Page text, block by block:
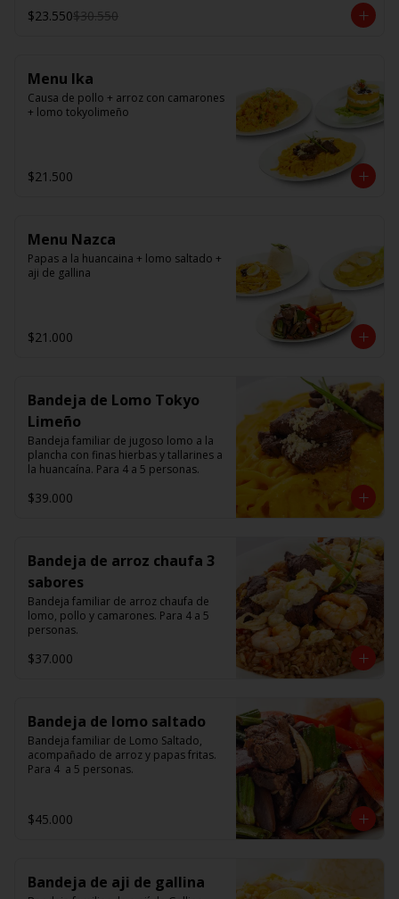
panko/ camarón, queso crema, en
panko.
$23.550$30.550
Menu Ika
Causa de pollo + arroz con camarones
+ lomo tokyolimeño
$21.500
Menu Nazca
Papas a la huancaina + lomo saltado +
aji de gallina
$21.000
Bandeja de Lomo Tokyo
Limeño
Bandeja familiar de jugoso lomo a la
plancha con finas hierbas y tallarines a
la huancaína. Para 4 a 5 personas.
$39.000
Bandeja de arroz chaufa 3
sabores
Bandeja familiar de arroz chaufa de
lomo, pollo y camarones. Para 4 a 5
personas.
$37.000
Bandeja de lomo saltado
Bandeja familiar de Lomo Saltado,
acompañado de arroz y papas fritas.
Para 4  a 5 personas.
$45.000
Bandeja de aji de gallina